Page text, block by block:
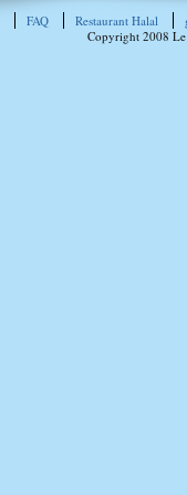
FAQ Restaurant Halal
Copyright 2008